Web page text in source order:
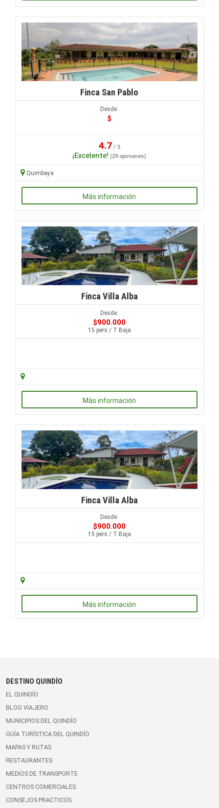
Finca San Pablo
Desde:
$
4.7 / 5
¡Excelente! (29 opiniones)
Quimbaya
Más información
Finca Villa Alba
Desde:
$900.000
15 pers / T Baja
Más información
Finca Villa Alba
Desde:
$900.000
15 pers / T Baja
Más información
DESTINO QUINDÍO
EL QUINDÍO
BLOG VIAJERO
MUNICIPIOS DEL QUINDÍO
GUÍA TURÍSTICA DEL QUINDÍO
MAPAS Y RUTAS
RESTAURANTES
MEDIOS DE TRANSPORTE
CENTROS COMERCIALES
CONSEJOS PRACTICOS